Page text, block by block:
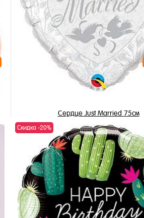
Сердце Just Married 75см
2 150 ₽
1 505 ₽/ шт
В корзину
Купить в 1 клик
В избранное
Скидка -20%